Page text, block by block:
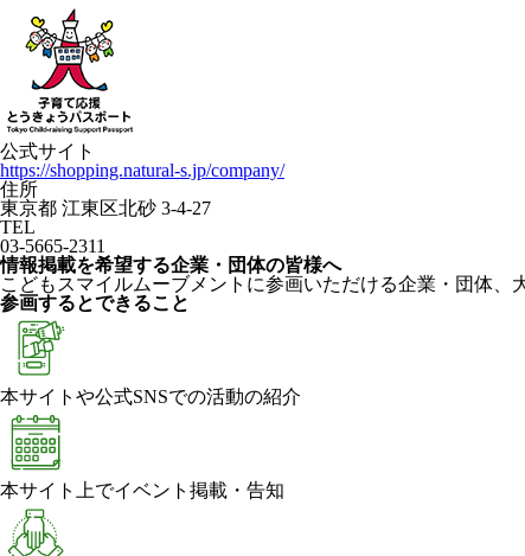
公式サイト
https://shopping.natural-s.jp/company/
住所
東京都 江東区北砂 3-4-27
TEL
03-5665-2311
情報掲載を希望する企業・団体の皆様へ
こどもスマイルムーブメントに参画いただける企業・団体、
参画するとできること
本サイトや公式SNSでの活動の紹介
本サイト上でイベント掲載・告知